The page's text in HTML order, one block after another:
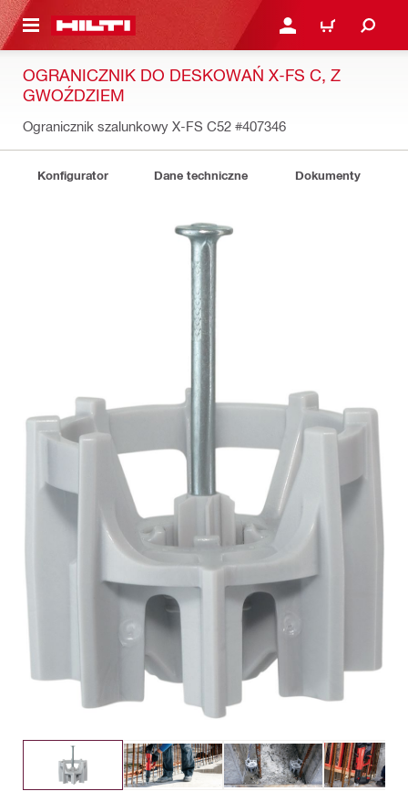
GŁÓWNEJ ZALOGUJ SIĘ LUB
KOSZYK
OGRANICZNIK DO DESKOWAŃ X-FS C, Z
GWOŹDZIEM
Ogranicznik szalunkowy X-FS C52 #407346
Konfigurator Dane techniczne Dokumenty